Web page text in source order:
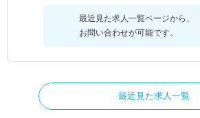
最近見た求人一覧ページから、
お問い合わせが可能です。
最近見た求人一覧